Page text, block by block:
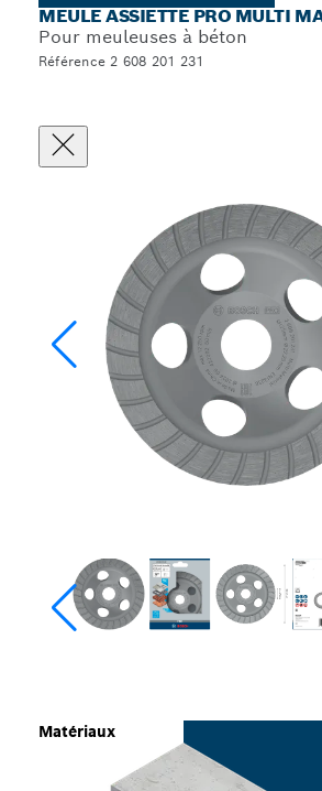
MEULE ASSIETTE PRO MULTI
Pour meuleuses à béton
Référence 2 608 201 231
Matériaux